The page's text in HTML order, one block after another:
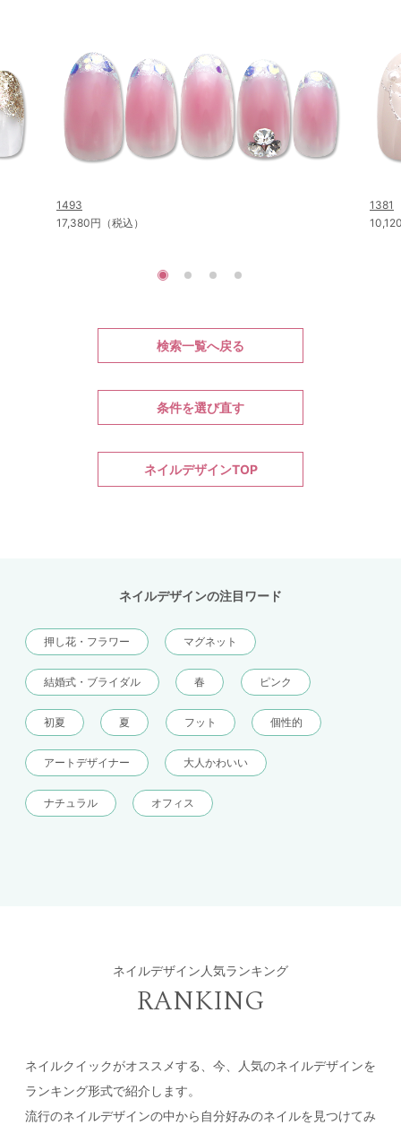
1493
17,380円（税込）
1381
検索一覧へ戻る
条件を選び直す
ネイルデザインTOP
ネイルデザインの注目ワード
押し花・フラワー マグネット
結婚式・ブライダル 春 ピンク
初夏 夏 フット 個性的
アートデザイナー 大人かわいい
ナチュラル オフィス
ネイルデザイン人気ランキング
RANKING
ネイルクイックがオススメする、今、人気のネイルデザインを
ランキング形式で紹介します。
流行のネイルデザインの中から自分好みのネイルを見つけてみ